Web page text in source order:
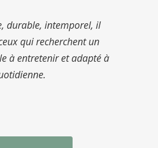
durable, intemporel, il
qui recherchent un
à entretenir et adapté à